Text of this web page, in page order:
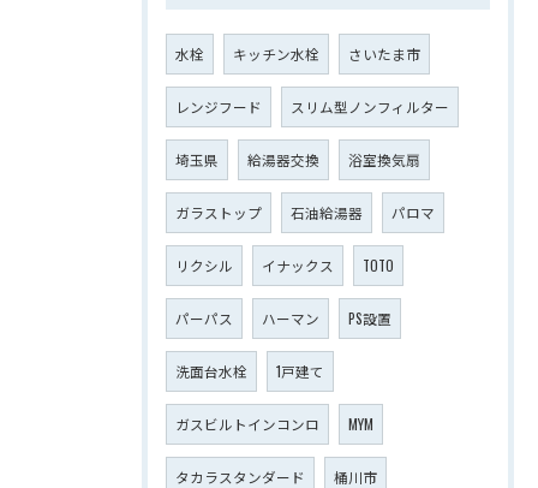
水栓 キッチン水栓 さいたま市
レンジフード スリム型ノンフィルター
埼玉県 給湯器交換 浴室換気扇
ガラストップ 石油給湯器 パロマ
リクシル イナックス TOTO
パーパス ハーマン PS設置
洗面台水栓 1戸建て
ガスビルトインコンロ MYM
タカラスタンダード 桶川市